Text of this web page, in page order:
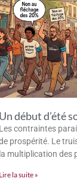
Un début d’été
Les contraintes
prospérité. Le
la multiplication des
Lire la suite »